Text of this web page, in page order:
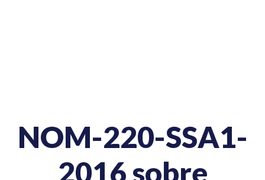
NOM-220-SSA1-
2016 sobre